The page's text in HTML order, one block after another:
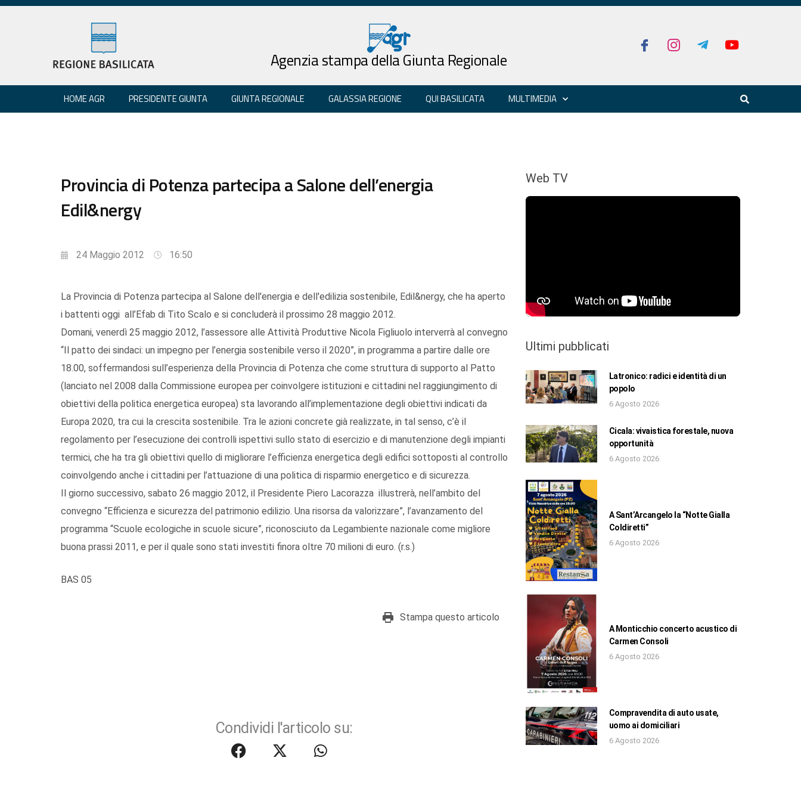
Agenzia stampa della Giunta Regionale
HOME AGR PRESIDENTE GIUNTA GIUNTA REGIONALE GALASSIA REGIONE QUI BASILICATA MULTIMEDIA
Provincia di Potenza partecipa a Salone dell’energia
Edil&nergy
24 Maggio 2012 16:50
La Provincia di Potenza partecipa al Salone dell'energia e dell'edilizia sostenibile, Edil&nergy, che ha aperto
i battenti oggi all’Efab di Tito Scalo e si concluderà il prossimo 28 maggio 2012.
Domani, venerdì 25 maggio 2012, l’assessore alle Attività Produttive Nicola Figliuolo interverrà al convegno
“Il patto dei sindaci: un impegno per l’energia sostenibile verso il 2020”, in programma a partire dalle ore
18.00, soffermandosi sull’esperienza della Provincia di Potenza che come struttura di supporto al Patto
(lanciato nel 2008 dalla Commissione europea per coinvolgere istituzioni e cittadini nel raggiungimento di
obiettivi della politica energetica europea) sta lavorando all’implementazione degli obiettivi indicati da
Europa 2020, tra cui la crescita sostenibile. Tra le azioni concrete già realizzate, in tal senso, c’è il
regolamento per l’esecuzione dei controlli ispettivi sullo stato di esercizio e di manutenzione degli impianti
termici, che ha tra gli obiettivi quello di migliorare l’efficienza energetica degli edifici sottoposti al controllo
coinvolgendo anche i cittadini per l’attuazione di una politica di risparmio energetico e di sicurezza.
Il giorno successivo, sabato 26 maggio 2012, il Presidente Piero Lacorazza illustrerà, nell’ambito del
convegno “Efficienza e sicurezza del patrimonio edilizio. Una risorsa da valorizzare”, l’avanzamento del
programma “Scuole ecologiche in scuole sicure”, riconosciuto da Legambiente nazionale come migliore
buona prassi 2011, e per il quale sono stati investiti finora oltre 70 milioni di euro. (r.s.)
BAS 05
Stampa questo articolo
Condividi l'articolo su:
Web TV
Ultimi pubblicati
Latronico: radici e identità di un
popolo
6 Agosto 2026
Cicala: vivaistica forestale, nuova
opportunità
6 Agosto 2026
A Sant’Arcangelo la “Notte Gialla
Coldiretti”
6 Agosto 2026
A Monticchio concerto acustico di
Carmen Consoli
6 Agosto 2026
Compravendita di auto usate,
uomo ai domiciliari
6 Agosto 2026